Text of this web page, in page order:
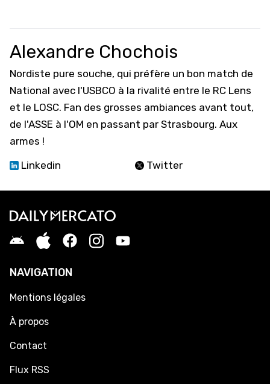
Alexandre Chochois
Nordiste pure souche, qui préfère un bon match de
National avec l'USBCO à la rivalité entre le RC Lens
et le LOSC. Fan des grosses ambiances avant tout,
de l'ASSE à l'OM en passant par Strasbourg. Aux
armes !
Linkedin
Twitter
NAVIGATION
Mentions légales
À propos
Contact
Flux RSS